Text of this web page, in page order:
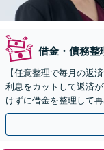
借金・債務整
【任意整理で毎月の返
利息をカットして返済
けずに借金を整理して
事務所【実績5,000件以